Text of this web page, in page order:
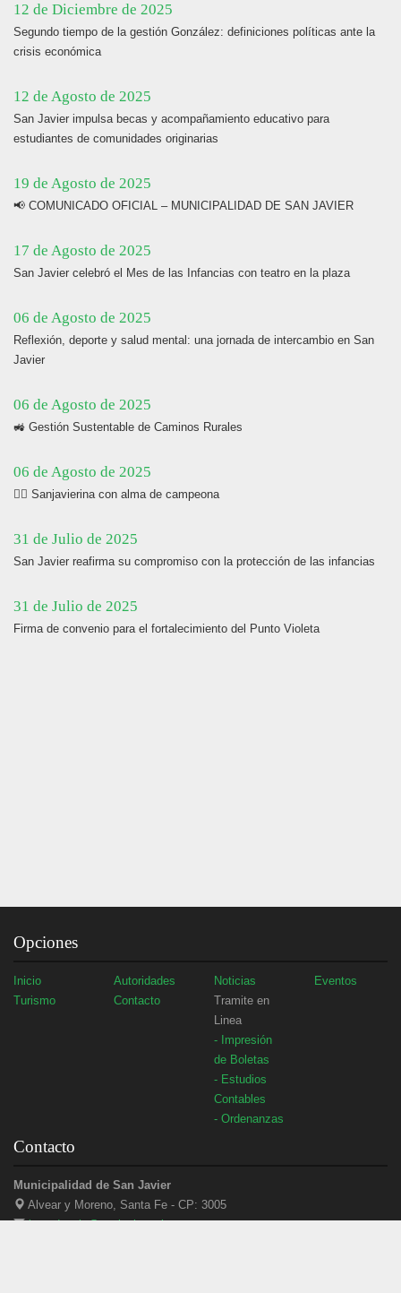
12 de Diciembre de 2025
Segundo tiempo de la gestión González: definiciones políticas ante la
crisis económica
12 de Agosto de 2025
San Javier impulsa becas y acompañamiento educativo para
estudiantes de comunidades originarias
19 de Agosto de 2025
📢 COMUNICADO OFICIAL – MUNICIPALIDAD DE SAN JAVIER
17 de Agosto de 2025
San Javier celebró el Mes de las Infancias con teatro en la plaza
06 de Agosto de 2025
Reflexión, deporte y salud mental: una jornada de intercambio en San
Javier
06 de Agosto de 2025
🚜 Gestión Sustentable de Caminos Rurales
06 de Agosto de 2025
🏋️‍♀️ Sanjavierina con alma de campeona
31 de Julio de 2025
San Javier reafirma su compromiso con la protección de las infancias
31 de Julio de 2025
Firma de convenio para el fortalecimiento del Punto Violeta
Opciones
Inicio Autoridades Noticias
Eventos
Turismo
Contacto
Tramite en
Linea
- Impresión
de Boletas
- Estudios
Contables
- Ordenanzas
Contacto
Municipalidad de San Javier
Alvear y Moreno, Santa Fe - CP: 3005
intendencia@sanjavier.gob.ar